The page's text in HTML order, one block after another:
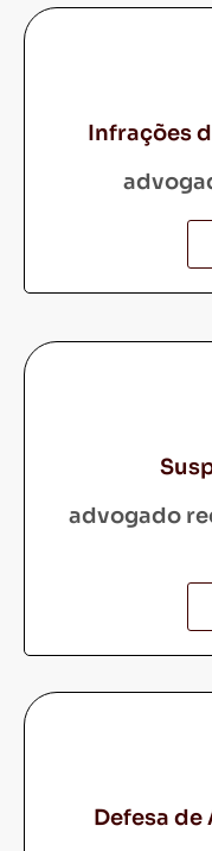
Infrações
advogado
Defesa